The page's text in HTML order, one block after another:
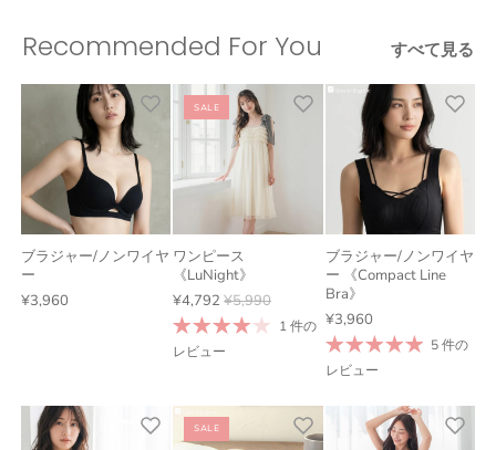
Recommended For You すべて見る
ブラジャー/ノンワイヤ
ー
¥3,960
SALE
ワンピース
《LuNight》
¥4,792 ¥5,990
1 件の
レビュー
ブラジャー/ノンワイヤ
ー 《Compact Line
Bra》
¥3,960
5 件の
レビュー
SALE